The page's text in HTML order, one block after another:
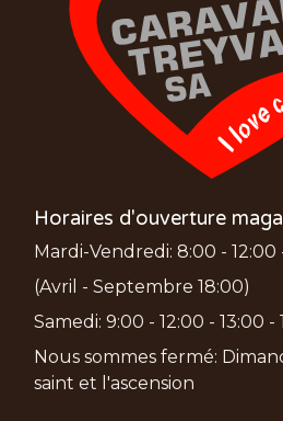
Horaires d'ouverture
Mardi-Vendredi: 8:00 - 12:00
(Avril - Septembre 18:00)
Samedi: 9:00 - 12:00 - 13:00 -
Nous sommes fermé:
saint et l'ascension